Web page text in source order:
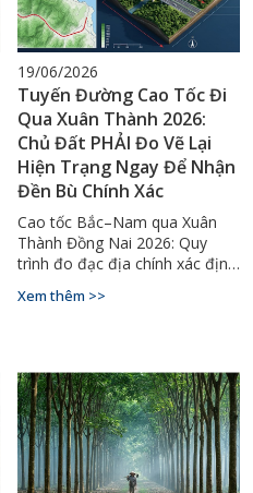
19/06/2026
Tuyến Đường Cao Tốc Đi
Qua Xuân Thành 2026:
Chủ Đất PHẢI Đo Vẽ Lại
Hiện Trạng Ngay Để Nhận
Đền Bù Chính Xác
Cao tốc Bắc–Nam qua Xuân
Thành Đồng Nai 2026: Quy
trình đo đạc địa chính xác định
quyền lợi đền bù. Gọi
Xem thêm >>